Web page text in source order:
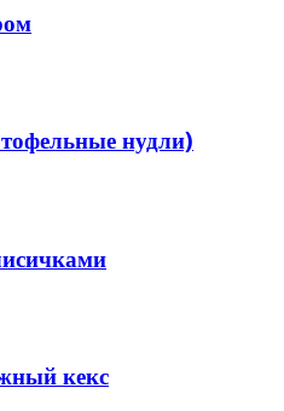
нудли)
кекс